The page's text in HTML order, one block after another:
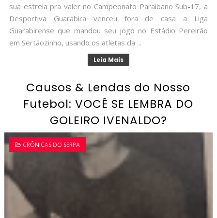
sua estreia pra valer no Campeonato Paraibano Sub-17, a
Desportiva Guarabira venceu fora de casa a Liga
Guarabirense que mandou seu jogo no Estádio Pereirão
em Sertãozinho, usando os atletas da ...
Leia Mais
Causos & Lendas do Nosso
Futebol: VOCÊ SE LEMBRA DO
GOLEIRO IVENALDO?
CRÔNICAS DO SERPA